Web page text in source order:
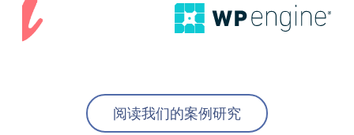
阅读我们的案例研究